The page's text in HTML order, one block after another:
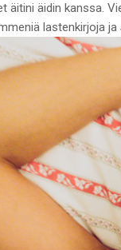
äitini äidin kanssa.
lastenkirjoja ja